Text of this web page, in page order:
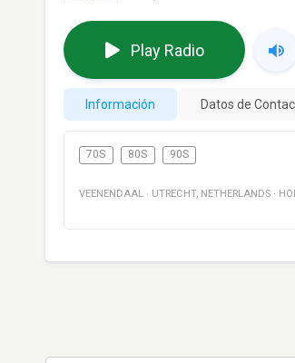
Play Radio
Información Datos de
70S 80S 90S
VEENENDAAL · UTRECHT, NETHERLANDS ·